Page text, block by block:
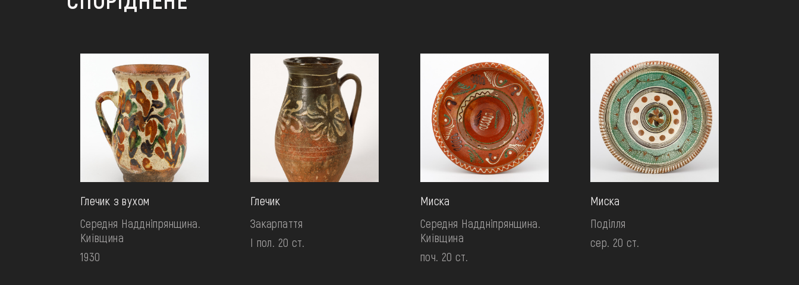
Глечик з вухом
Середня Наддніпрянщина.
Київщина
1930
Глечик
Закарпаття
І пол. 20 ст.
Миска
Середня Наддніпрянщина.
Київщина
поч. 20 ст.
Миска
Поділля
сер. 20 ст.